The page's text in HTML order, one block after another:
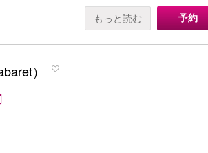
もっと読む 予約
）